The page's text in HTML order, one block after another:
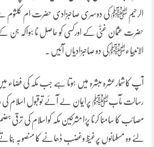
الرحیم ﷺ کی دوسری صاحبزادی حضرت ام کلثوم سے
حضرت عثمان غنیؓ کے اورکسی کو حاصل نا ہواکہ جن
الانبیاءﷺکی دو صاحبزادیاں آئیں .
آپ کاشمارعشرہ مبشرہ میں ہوتا ہے جب مکہ کی فضاء میں
رسالت مآبﷺ پرایمان لے آئے توقبول اسلام کی
مصائب کا سامنا کرنا پڑا مشرکین مکہ کواسلام کی
لئے وہ مسلمانوں پرغیظ وغضب ڈھانے کا منصوبہ